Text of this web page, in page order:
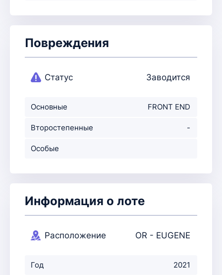
Повреждения
Статус Заводится
Основные
повреждения
FRONT END
Второстепенные
повр-ния
-
Особые
Информация о лоте
Расположение
OR - EUGENE
Год 2021